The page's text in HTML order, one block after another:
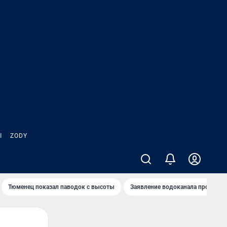
ZODY
Тюменец показал паводок с высоты Заявление водоканала про